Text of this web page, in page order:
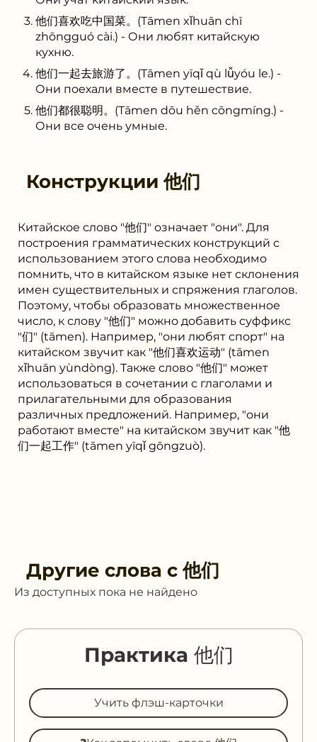
他们喜欢吃中国菜。(Tāmen xǐhuān chī
zhōngguó cài.) - Они любят китайскую
кухню.
他们一起去旅游了。(Tāmen yīqǐ qù lǚyóu le.) -
Они поехали вместе в путешествие.
他们都很聪明。(Tāmen dōu hěn cōngmíng.) -
Они все очень умные.
Конструкции他们
Китайское слово "他们" означает "они". Для
построения грамматических конструкций с
использованием этого слова необходимо
помнить, что в китайском языке нет склонения
имен существительных и спряжения глаголов.
Поэтому, чтобы образовать множественное
число, к слову "他们" можно добавить суффикс
"们" (tāmen). Например, "они любят спорт" на
китайском звучит как "他们喜欢运动" (tāmen
xǐhuān yùndòng). Также слово "他们" может
использоваться в сочетании с глаголами и
прилагательными для образования
различных предложений. Например, "они
работают вместе" на китайском звучит как "他
们一起工作" (tāmen yīqǐ gōngzuò).
Другие слова с他们
Из доступных пока не найдено
Практика 他们
Учить флэш-карточки